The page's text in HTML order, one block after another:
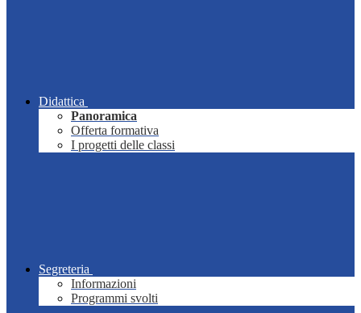
Didattica
Panoramica
Offerta formativa
I progetti delle classi
Segreteria
Informazioni
Programmi svolti